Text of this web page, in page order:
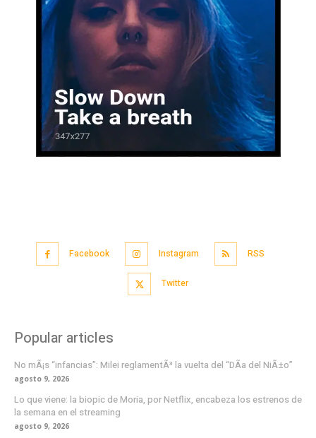
Facebook Instagram RSS
Twitter
Popular articles
No mÃ¡s “infancias”: Milei reglamentÃ³ la vuelta del “DÃ­a del NiÃ±o”
agosto 9, 2026
Lo que viene: la biopic de Moria, por Netflix, encabeza los estrenos de
la semana en el streaming
agosto 9, 2026